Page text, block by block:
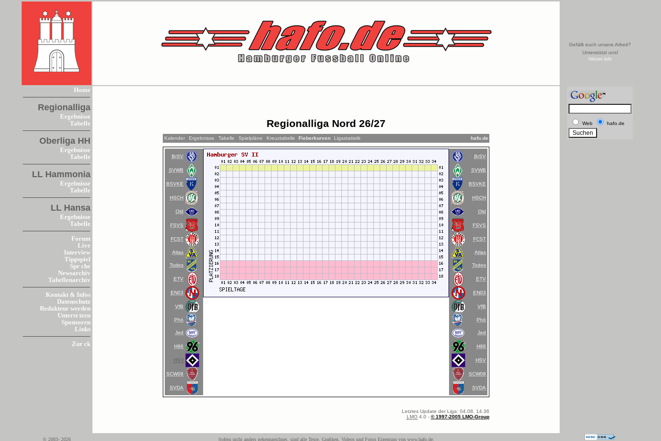
Gefällt euch unsere Arbeit?
Unterstützt uns!
Weitere Info
Home
Regionalliga
Ergebnisse
Tabelle
Oberliga HH
Ergebnisse
Tabelle
LL Hammonia
Ergebnisse
Tabelle
LL Hansa
Ergebnisse
Tabelle
Forum
Live
Interview
Tippspiel
Spr che
Newsarchiv
Tabellenarchiv
Kontakt & Infos
Datenschutz
Redakteur werden
Unterst tzen
Sponsoren
Links
Zur ck
Regionalliga Nord 26/27
Kalender Ergebnisse Tabelle Spielpläne Kreuztabelle Fieberkurven Ligastatistik hafo.de
BrSV
SVWB
BSVKE
HSCH
Old
FSVS
FCST
Atlas
Todes
ETV
EN03
VfB
Phö
Jed
H96
HSV
SCW08
SVDA
BrSV
SVWB
BSVKE
HSCH
Old
FSVS
FCST
Atlas
Todes
ETV
EN03
VfB
Phö
Jed
H96
HSV
SCW08
SVDA
Letztes Update der Liga: 04.08. 14.36
LMO 4.0 - © 1997-2005 LMO-Group
Web hafo.de
© 2003- 2026 Sofern nicht anders gekennzeichnet, sind alle Texte, Grafiken, Videos und Fotos Eigentum von www.hafo.de.